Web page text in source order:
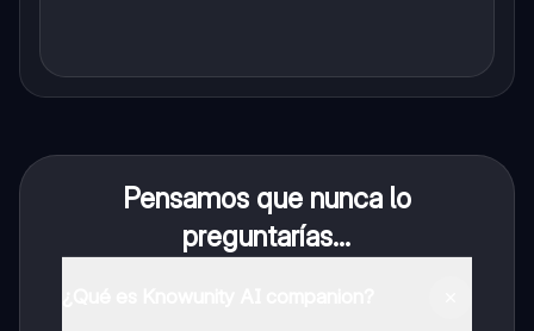
Pensamos que nunca lo
preguntarías...